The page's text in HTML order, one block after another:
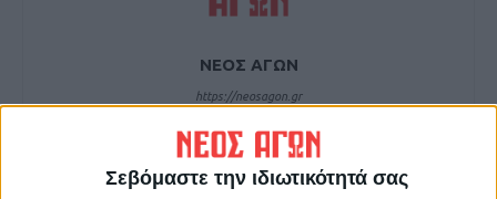
Σεβόμαστε την ιδιωτικότητά σας
ΝΕΟΣ ΑΓΩΝ
https://neosagon.gr